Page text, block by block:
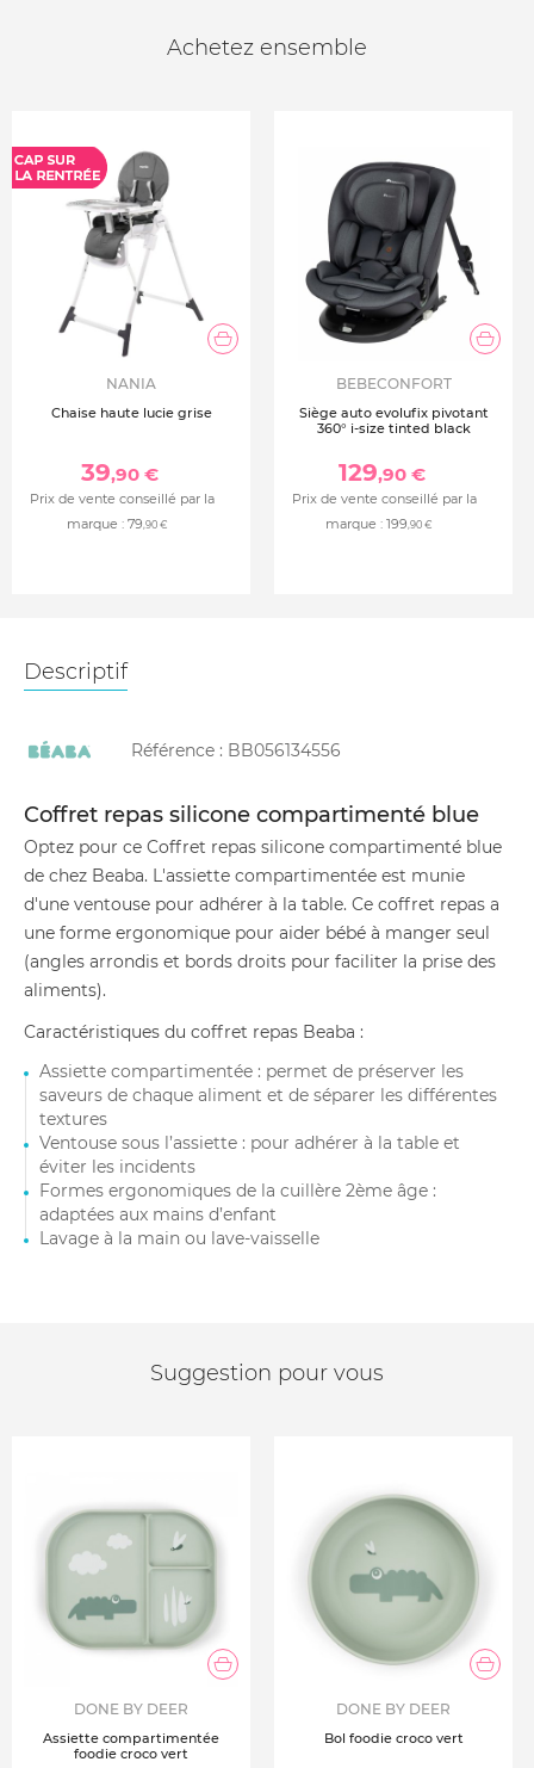
Achetez ensemble
NANIA
Chaise haute lucie grise
39,90 €
Prix de vente conseillé par la
marque : 79,90 €
BEBECONFORT
Siège auto evolufix pivotant
360° i-size tinted black
129,90 €
Prix de vente conseillé par la
marque : 199,90 €
Descriptif
Référence : BB056134556
Coffret repas silicone compartimenté blue
Optez pour ce Coffret repas silicone compartimenté blue
de chez Beaba. L'assiette compartimentée est munie
d'une ventouse pour adhérer à la table. Ce coffret repas a
une forme ergonomique pour aider bébé à manger seul
(angles arrondis et bords droits pour faciliter la prise des
aliments).
Caractéristiques du coffret repas Beaba :
Assiette compartimentée : permet de préserver les
saveurs de chaque aliment et de séparer les différentes
textures
Ventouse sous l’assiette : pour adhérer à la table et
éviter les incidents
Formes ergonomiques de la cuillère 2ème âge :
adaptées aux mains d’enfant
Lavage à la main ou lave-vaisselle
Suggestion pour vous
DONE BY DEER
Assiette compartimentée
foodie croco vert
DONE BY DEER
Bol foodie croco vert